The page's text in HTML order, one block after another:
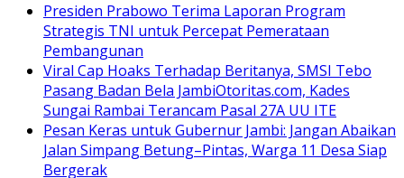
Presiden Prabowo Terima Laporan Program
Strategis TNI untuk Percepat Pemerataan
Pembangunan
Viral Cap Hoaks Terhadap Beritanya, SMSI Tebo
Pasang Badan Bela JambiOtoritas.com, Kades
Sungai Rambai Terancam Pasal 27A UU ITE
Pesan Keras untuk Gubernur Jambi: Jangan Abaikan
Jalan Simpang Betung–Pintas, Warga 11 Desa Siap
Bergerak